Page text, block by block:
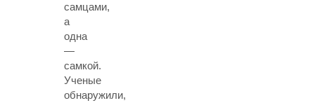
самцами,
а
одна
—
самкой.
Ученые
обнаружили,